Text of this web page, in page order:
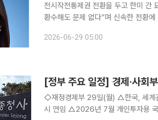
전시작전통제권 전환을 두고 한미 간
환수해도 문제 없다”며 신속한 전환
다”고 하더니 피트 헤그세스 국방장
2026-06-29 05:00
[정부 주요 일정] 경제·사
◇재정경제부 29일(월) △한국, 세계관세기구(WCO)의 핵심인 정책위원회·재정위원회 위원국 동
시 연임 △2026년 7월 개인투자용 국채 발행계획 △아시아 중견공무원 초청 연수 실시 △2026